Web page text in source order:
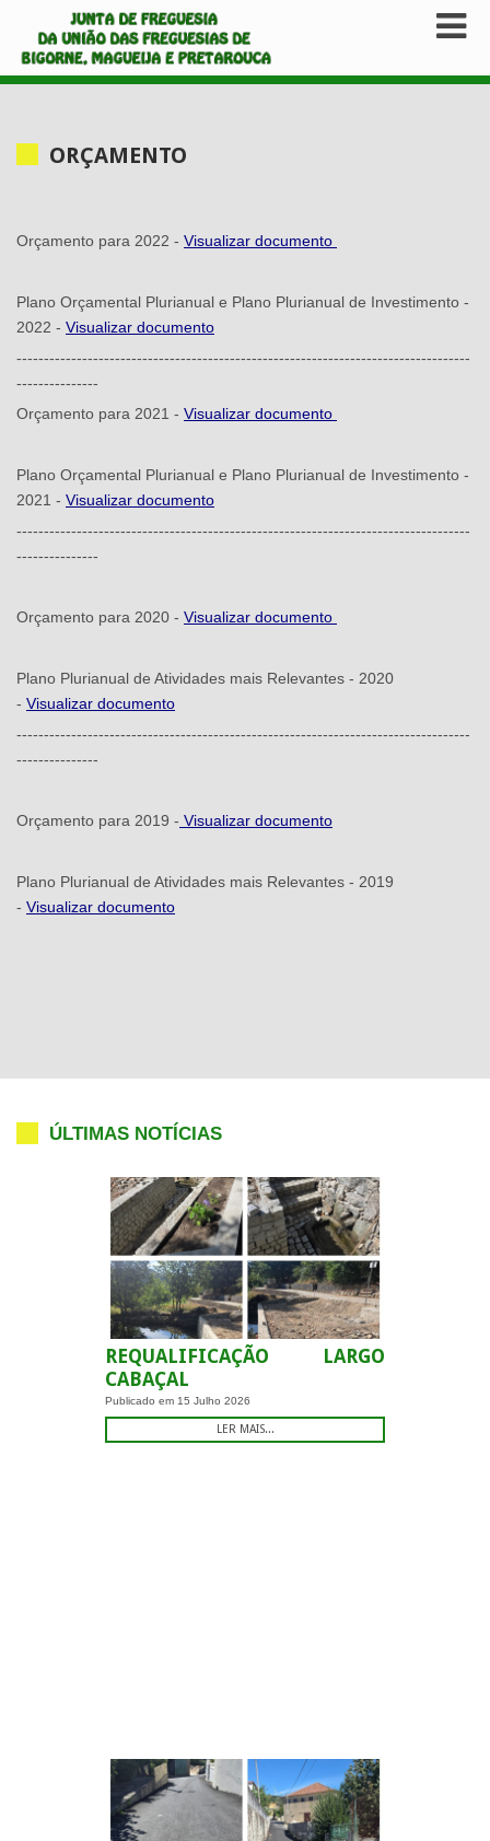
ORÇAMENTO
Orçamento para 2022 - Visualizar documento
Plano Orçamental Plurianual e Plano Plurianual de Investimento -
2022 - Visualizar documento
-----------------------------------------------------------------------------------
---------------
Orçamento para 2021 - Visualizar documento
Plano Orçamental Plurianual e Plano Plurianual de Investimento -
2021 - Visualizar documento
-----------------------------------------------------------------------------------
---------------
Orçamento para 2020 - Visualizar documento
Plano Plurianual de Atividades mais Relevantes - 2020
- Visualizar documento
-----------------------------------------------------------------------------------
---------------
Orçamento para 2019 - Visualizar documento
Plano Plurianual de Atividades mais Relevantes - 2019
- Visualizar documento
ÚLTIMAS NOTÍCIAS
REQUALIFICAÇÃO LARGO
CABAÇAL
Publicado em 15 Julho 2026
LER MAIS...